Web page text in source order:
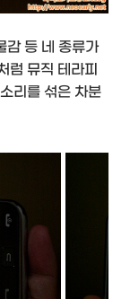
감 등 네 종류가
럼 뮤직 테라피
리를 섞은 차분